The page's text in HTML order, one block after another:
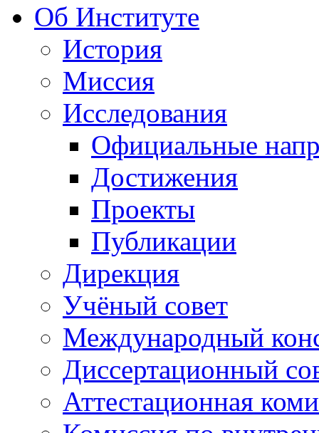
Об Институте
История
Миссия
Исследования
Официальные
Достижения
Проекты
Публикации
Дирекция
Учёный совет
Международный
Диссертационный
Аттестационная